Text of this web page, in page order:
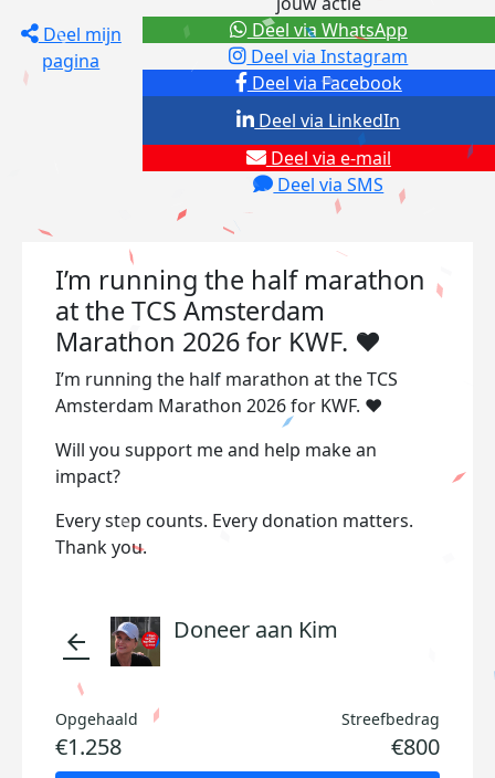
Deel mijn
pagina
Deel via Facebook
Deel via Instagram
Deel via e-mail
Deel via SMS
Deel via LinkedIn
Deel via WhatsApp
I’m running the half marathon
at the TCS Amsterdam
Marathon 2026 for KWF. ❤️
I’m running the half marathon at the TCS
Amsterdam Marathon 2026 for KWF. ❤️
Will you support me and help make an
impact?
Every step counts. Every donation matters.
Thank you.
arrow_back Doneer aan Kim
Opgehaald
€1.258
Streefbedrag
€800